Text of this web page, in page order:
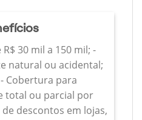
30 mil a 150 mil; -
natural ou acidental;
Cobertura para
total ou parcial por
descontos em lojas,